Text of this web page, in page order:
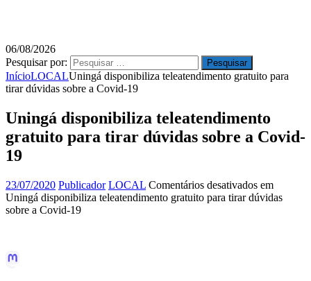
06/08/2026
Pesquisar por:
InícioLOCALUningá disponibiliza teleatendimento gratuito para
tirar dúvidas sobre a Covid-19
Uningá disponibiliza teleatendimento
gratuito para tirar dúvidas sobre a Covid-
19
23/07/2020 Publicador LOCAL Comentários desativados em
Uningá disponibiliza teleatendimento gratuito para tirar dúvidas
sobre a Covid-19